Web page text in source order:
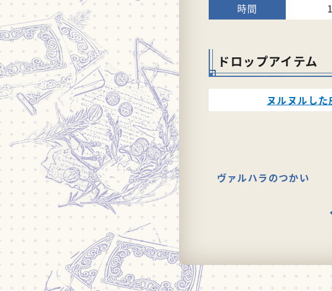
ドロップアイテム
ヌルヌルした
ヴァルハラのつかい